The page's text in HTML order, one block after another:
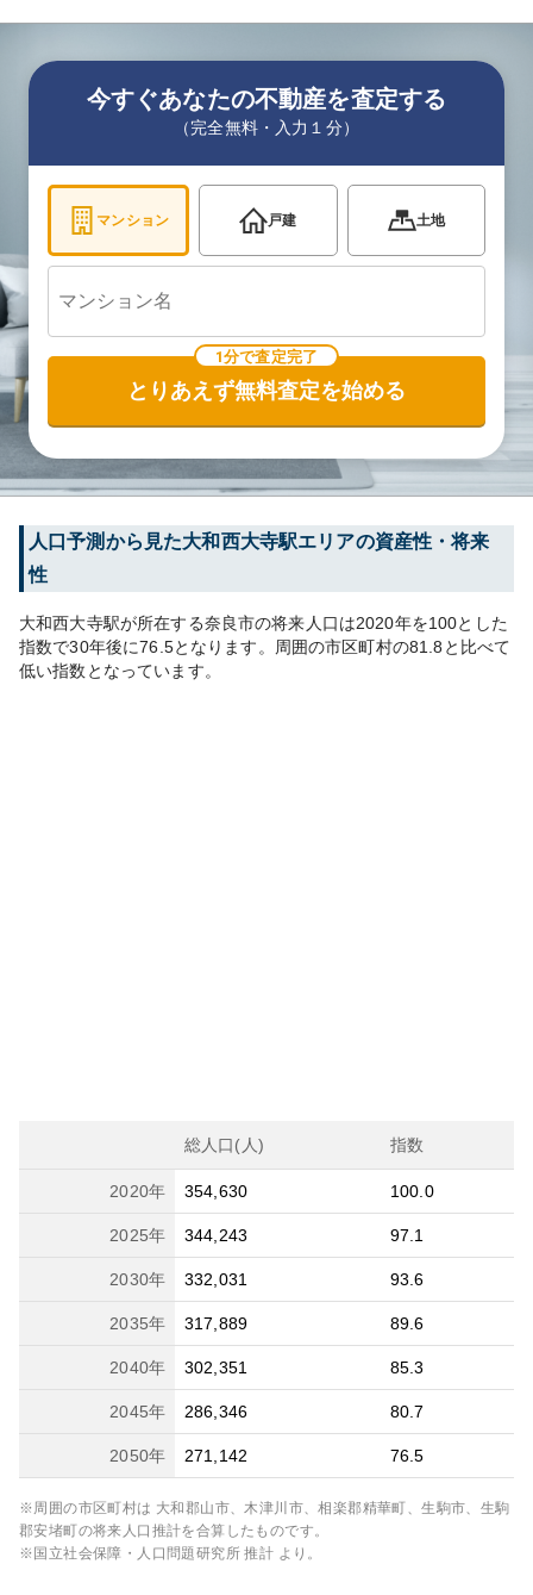
今すぐあなたの不動産を査定する
（完全無料・入力１分）
マンション 戸建 土地
1分で査定完了
とりあえず無料査定を始める
人口予測から見た大和西大寺駅エリアの資産性・将来
性
大和西大寺駅が所在する奈良市の将来人口は2020年を100とした
指数で30年後に76.5となります。 周囲の市区町村の81.8 と比べて
低い指数となっています。
総人口(人) 指数
2020年 354,630 100.0
2025年 344,243 97.1
2030年 332,031 93.6
2035年 317,889 89.6
2040年 302,351 85.3
2045年 286,346 80.7
2050年 271,142 76.5
※周囲の市区町村は 大和郡山市、木津川市、相楽郡精華町、生駒市、生駒
郡安堵町の将来人口推計を合算したものです。
※国立社会保障・人口問題研究所 推計 より。